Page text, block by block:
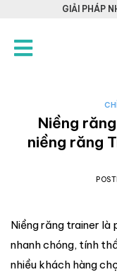
GIẢI PHÁP
Niềng
niềng răng
Niềng răng trainer là
nhanh chóng, tính
nhiều khách hàng